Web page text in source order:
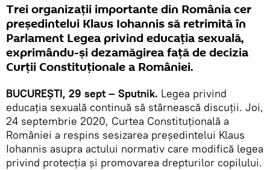
Trei organizații importante din România cer
președintelui Klaus Iohannis să retrimită în
Parlament Legea privind educația sexuală,
exprimându-și dezamăgirea față de decizia
Curții Constituționale a României.
BUCUREȘTI, 29 sept – Sputnik. Legea privind
educația sexuală continuă să stârnească discuții. Joi,
24 septembrie 2020, Curtea Constituțională a
României a respins sesizarea președintelui Klaus
Iohannis asupra actului normativ care modifică legea
privind protecția și promovarea drepturilor copilului.